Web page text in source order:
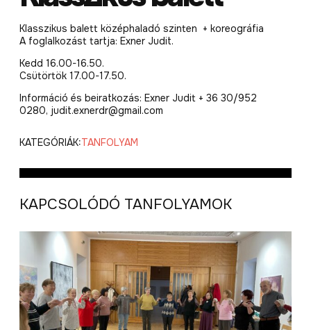
Klasszikus balett középhaladó szinten + koreográfia
A foglalkozást tartja: Exner Judit.
Kedd 16.00-16.50.
Csütörtök 17.00-17.50.
Információ és beiratkozás: Exner Judit + 36 30/952
0280, judit.exnerdr@gmail.com
KATEGÓRIÁK:TANFOLYAM
KAPCSOLÓDÓ TANFOLYAMOK